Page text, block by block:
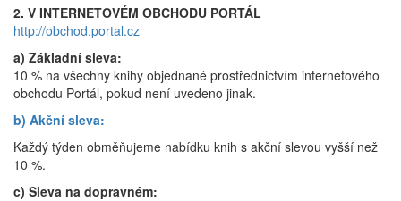
2. V INTERNETOVÉM OBCHODU PORTÁL
http://obchod.portal.cz
a) Základní sleva:
10 % na všechny knihy objednané prostřednictvím internetového
obchodu Portál, pokud není uvedeno jinak.
b) Akční sleva:
Každý týden obměňujeme nabídku knih s akční slevou vyšší než
10 %.
c) Sleva na dopravném: